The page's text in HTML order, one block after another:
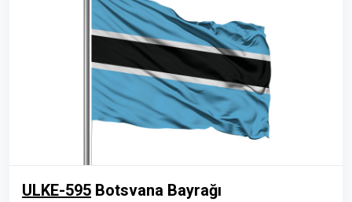
ULKE-595 Botsvana Bayrağı